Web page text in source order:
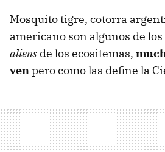
Mosquito tigre, cotorra
americano son algunos de
aliens de los ecositemas,
venpero como las define la